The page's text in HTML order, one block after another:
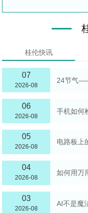
桂伦快讯
07
2026-08
24节气
06
2026-08
手机如何
05
2026-08
电路板上
04
2026-08
如何用万
03
2026-08